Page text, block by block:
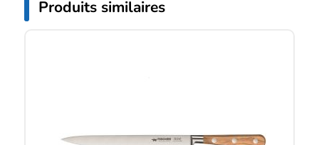
Produits similaires